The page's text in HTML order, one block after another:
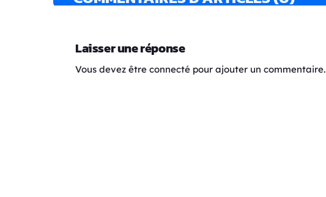
Laisser une réponse
Vous devez être connecté pour ajouter un commentaire.